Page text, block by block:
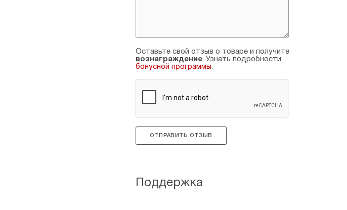
Оставьте свой отзыв о товаре и получите
вознаграждение. Узнать подробности
бонусной программы.
ОТПРАВИТЬ ОТЗЫВ
Поддержка